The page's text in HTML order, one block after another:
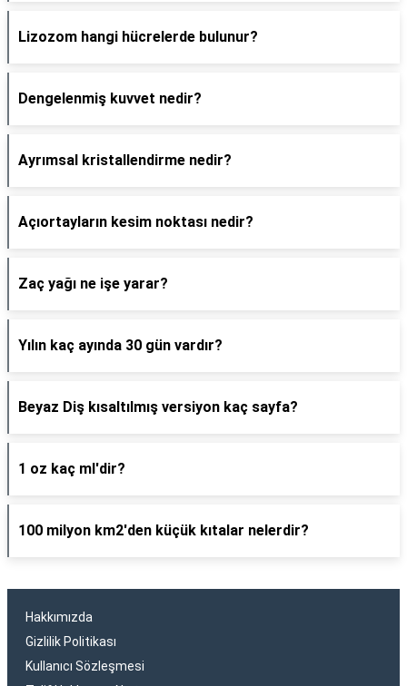
Lizozom hangi hücrelerde bulunur?
Dengelenmiş kuvvet nedir?
Ayrımsal kristallendirme nedir?
Açıortayların kesim noktası nedir?
Zaç yağı ne işe yarar?
Yılın kaç ayında 30 gün vardır?
Beyaz Diş kısaltılmış versiyon kaç sayfa?
1 oz kaç ml'dir?
100 milyon km2'den küçük kıtalar nelerdir?
Hakkımızda
Gizlilik Politikası
Kullanıcı Sözleşmesi